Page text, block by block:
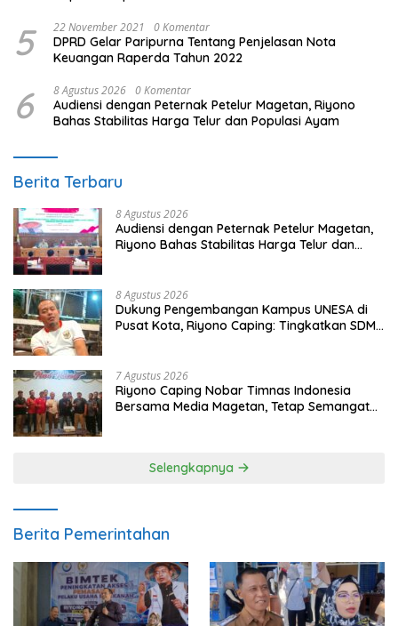
5 22 November 2021 0 Komentar
DPRD Gelar Paripurna Tentang Penjelasan Nota
Keuangan Raperda Tahun 2022
6 8 Agustus 2026 0 Komentar
Audiensi dengan Peternak Petelur Magetan, Riyono
Bahas Stabilitas Harga Telur dan Populasi Ayam
Berita Terbaru
8 Agustus 2026
Audiensi dengan Peternak Petelur Magetan,
Riyono Bahas Stabilitas Harga Telur dan
8 Agustus 2026
Dukung Pengembangan Kampus UNESA di
Pusat Kota, Riyono Caping: Tingkatkan SDM
7 Agustus 2026
Riyono Caping Nobar Timnas Indonesia
Bersama Media Magetan, Tetap Semangat
Selengkapnya
Berita Pemerintahan